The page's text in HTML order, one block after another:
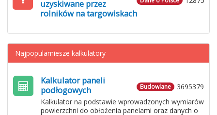
uzyskiwane przez
rolników na targowiskach
Najpopularniesze kalkulatory
3695379
Budowlane
Kalkulator paneli
podłogowych
Kalkulator na podstawie wprowadzonych wymiarów
powierzchni do obłożenia panelami oraz danych o